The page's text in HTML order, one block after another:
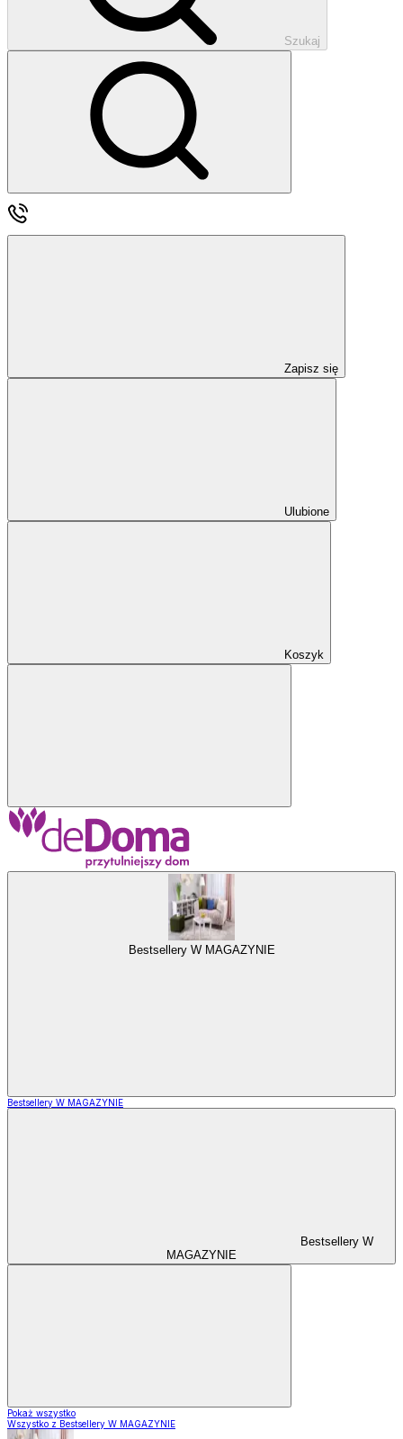
Szukaj
Zapisz się
Ulubione
Koszyk
Bestsellery W MAGAZYNIE
Bestsellery W MAGAZYNIE
Bestsellery W
MAGAZYNIE
Pokaż wszystko
Wszystko z Bestsellery W MAGAZYNIE